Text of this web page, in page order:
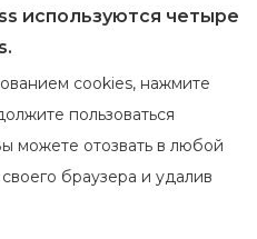
Обслуживание клиентов
используются четыре
cookies, нажмите
пользоваться
можете отозвать в любой
браузера и удалив